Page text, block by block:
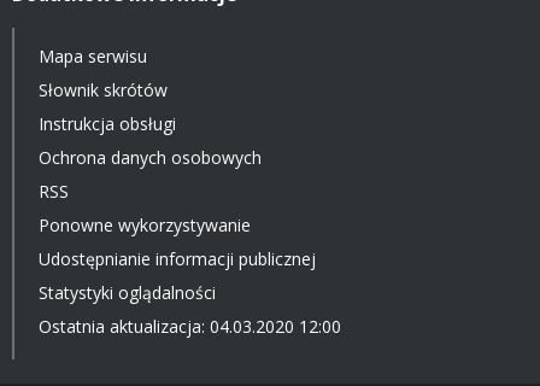
Mapa serwisu
Słownik skrótów
Instrukcja obsługi
Ochrona danych osobowych
RSS
Ponowne wykorzystywanie
Udostępnianie informacji publicznej
Statystyki oglądalności
Ostatnia aktualizacja: 04.03.2020 12:00